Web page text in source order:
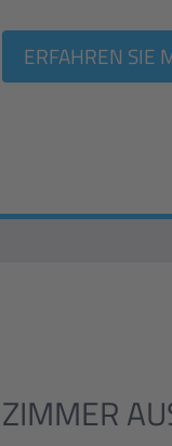
ERFAHREN SIE
ZIMMER